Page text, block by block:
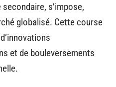
s’impose,
globalisé. Cette course
et de bouleversements